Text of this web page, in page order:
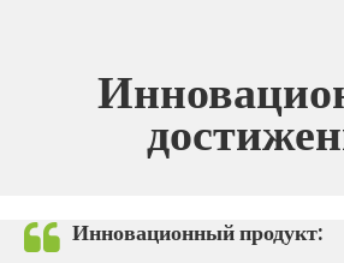
Инновационный продукт: